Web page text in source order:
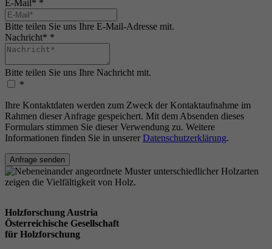
E-Mail* *
Bitte teilen Sie uns Ihre E-Mail-Adresse mit.
Nachricht* *
Bitte teilen Sie uns Ihre Nachricht mit.
*
Ihre Kontaktdaten werden zum Zweck der Kontaktaufnahme im
Rahmen dieser Anfrage gespeichert. Mit dem Absenden dieses
Formulars stimmen Sie dieser Verwendung zu. Weitere
Informationen finden Sie in unserer Datenschutzerklärung.
Anfrage senden
Holzforschung Austria
Österreichische Gesellschaft
für Holzforschung